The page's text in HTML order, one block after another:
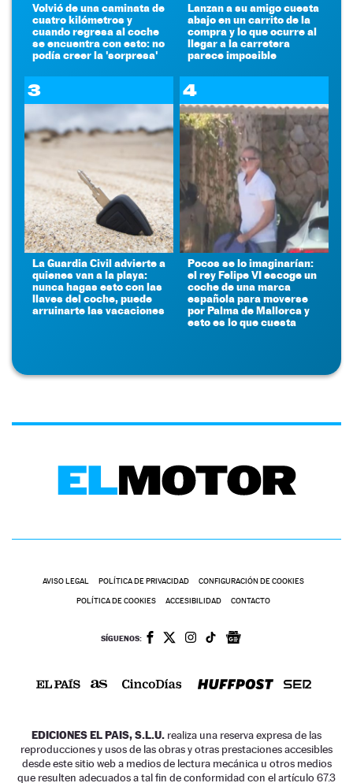
Volvió de una caminata de
cuatro kilómetros y
cuando regresa al coche
se encuentra con esto: no
podía creer la 'sorpresa'
Lanzan a su amigo cuesta
abajo en un carrito de la
compra y lo que ocurre al
llegar a la carretera
parece imposible
3
La Guardia Civil advierte a
quienes van a la playa:
nunca hagas esto con las
llaves del coche, puede
arruinarte las vacaciones
4
Pocos se lo imaginarían:
el rey Felipe VI escoge un
coche de una marca
española para moverse
por Palma de Mallorca y
esto es lo que cuesta
AVISO LEGAL POLÍTICA DE PRIVACIDAD CONFIGURACIÓN DE COOKIES
POLÍTICA DE COOKIES ACCESIBILIDAD CONTACTO
SÍGUENOS:
EDICIONES EL PAIS, S.L.U. realiza una reserva expresa de las
reproducciones y usos de las obras y otras prestaciones accesibles
desde este sitio web a medios de lectura mecánica u otros medios
que resulten adecuados a tal fin de conformidad con el artículo 67.3